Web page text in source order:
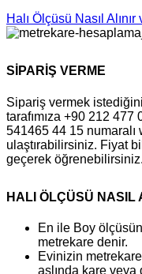
Halı Ölçüsü Nasıl
SİPARİŞ VERME
Sipariş vermek
tarafımıza +90 212
541465 44 15 numaralı
ulaştırabilirsiniz. Fiyat
geçerek öğrenebilirsiniz.
HALI ÖLÇÜSÜ NASIL
En ile Boy
metrekare denir.
Evinizin
aslında kare